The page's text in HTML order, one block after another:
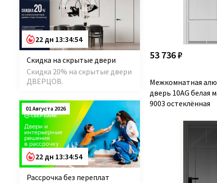
53 736 ₽
Межкомнатная
дверь 10AG белая
9003 остеклённая
22 дн 13:34:53
Скидка на скрытые двери
Скидка 20% на скрытые двери
ДВЕРЦОВ.
01 Августа 2026
22 дн 13:34:53
Рассрочка без переплат